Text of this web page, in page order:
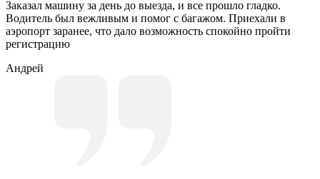
Заказал машину за день до выезда, и все прошло гладко.
Водитель был вежливым и помог с багажом. Приехали в
аэропорт заранее, что дало возможность спокойно пройти
регистрацию
Андрей